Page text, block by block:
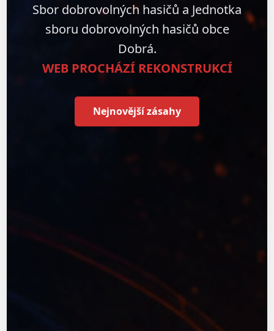
Sbor dobrovolných hasičů a Jednotka
sboru dobrovolných hasičů obce
Dobrá.
WEB PROCHÁZÍ REKONSTRUKCÍ
Nejnovější zásahy